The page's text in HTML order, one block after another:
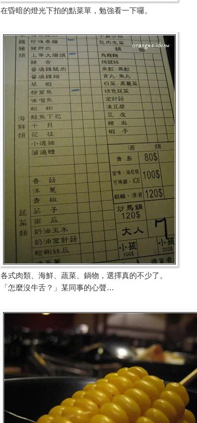
在昏暗的燈光下拍的點菜單，勉強看一下囉。
各式肉類、海鮮、蔬菜、鍋物，選擇真的不少了。
「怎麼沒牛舌？」某同事的心聲…